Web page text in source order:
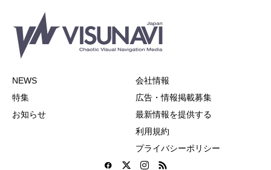
NEWS
特集
お知らせ
会社情報
広告・情報掲載募集
最新情報を提供する
利用規約
プライバシーポリシー